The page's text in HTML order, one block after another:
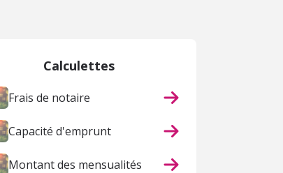
Calculettes
Frais de notaire
Capacité d'emprunt
Montant des mensualités